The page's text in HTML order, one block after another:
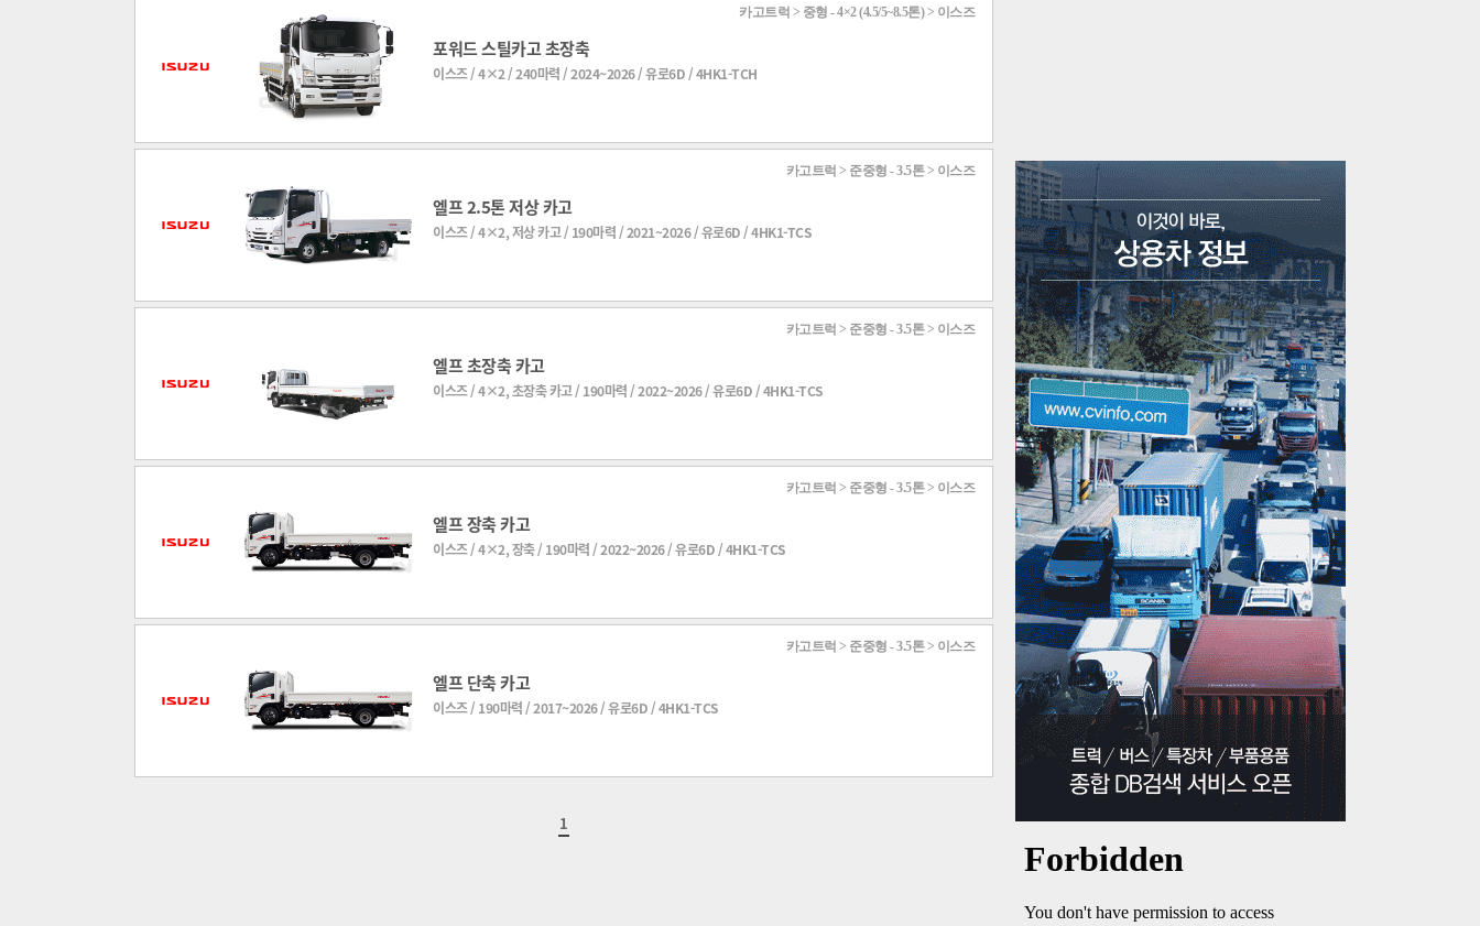
카고트럭 > 중형 - 4×2 (4.5/5~8.5톤) > 이스즈
포워드 스틸카고 초장축
이스즈 / 4×2 / 240마력 / 2024~2026 / 유로6D / 4HK1-TCH
카고트럭 > 준중형 - 3.5톤 > 이스즈
엘프 2.5톤 저상 카고
이스즈 / 4×2, 저상 카고 / 190마력 / 2021~2026 / 유로6D / 4HK1-TCS
카고트럭 > 준중형 - 3.5톤 > 이스즈
엘프 초장축 카고
이스즈 / 4×2, 초장축 카고 / 190마력 / 2022~2026 / 유로6D / 4HK1-TCS
카고트럭 > 준중형 - 3.5톤 > 이스즈
엘프 장축 카고
이스즈 / 4×2, 장축 / 190마력 / 2022~2026 / 유로6D / 4HK1-TCS
카고트럭 > 준중형 - 3.5톤 > 이스즈
엘프 단축 카고
이스즈 / 190마력 / 2017~2026 / 유로6D / 4HK1-TCS
1